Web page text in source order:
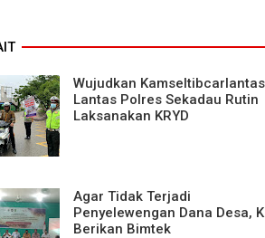
Wujudkan
Lantas Polres Sekadau Rutin
Laksanakan KRYD
Agar Tidak Terjadi
Penyelewengan Dana Desa,
Berikan Bimtek